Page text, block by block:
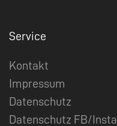
Service
Kontakt
Impressum
Datenschutz
Datenschutz FB/Insta